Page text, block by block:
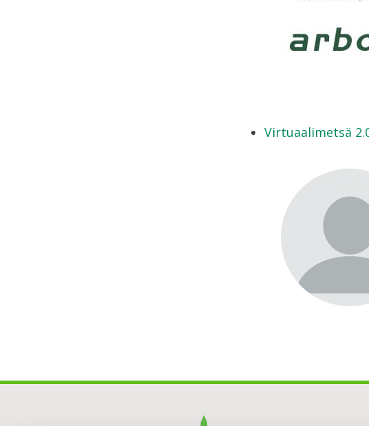
Virtuaalimetsä